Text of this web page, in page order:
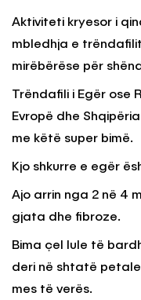
Aktiviteti kryesor i
mbledhja e
mirëbërëse për
Trëndafili i Egër ose
Evropë dhe
me këtë super bimë.
Kjo shkurre e egër
Ajo arrin nga 2 në 4
gjata dhe fibroze.
Bima çel lule të
deri në shtatë
mes të verës.